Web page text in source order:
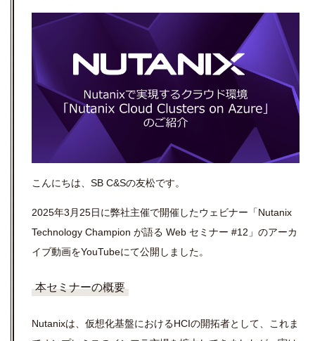
こんにちは、SB C&Sの友松です。
2025年3月25日に弊社主催で開催したウェビナー「Nutanix
Technology Champion が語る Web セミナー #12」のアーカ
イブ動画をYouTubeにて公開しました。
本セミナーの概要
Nutanixは、仮想化基盤におけるHCIの開拓者として、これま